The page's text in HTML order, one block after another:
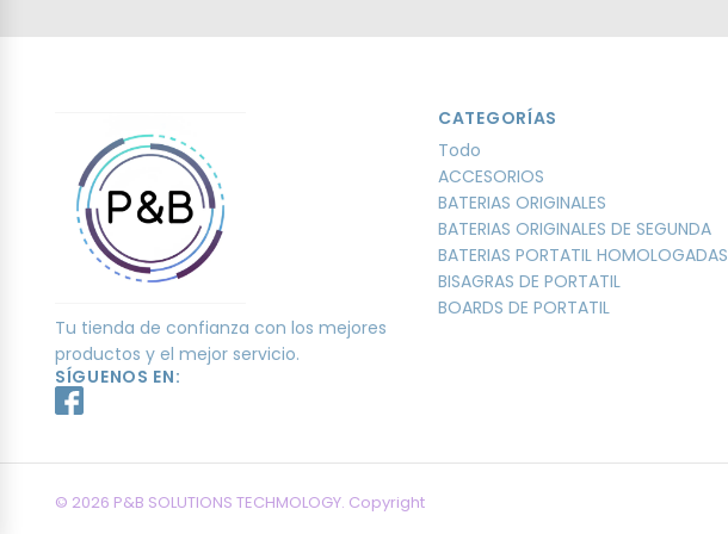
Tu tienda de confianza con los mejores
productos y el mejor servicio.
SÍGUENOS EN:
CATEGORÍAS
Todo
ACCESORIOS
BATERIAS ORIGINALES
BATERIAS ORIGINALES DE SEGUNDA
BATERIAS PORTATIL HOMOLOGADAS
BISAGRAS DE PORTATIL
BOARDS DE PORTATIL
© 2026 P&B SOLUTIONS TECHMOLOGY. Copyright